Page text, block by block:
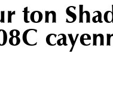
SERA
ton